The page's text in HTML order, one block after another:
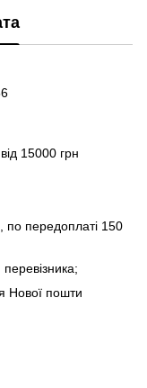
15000 грн
по передоплаті 150
Нової пошти